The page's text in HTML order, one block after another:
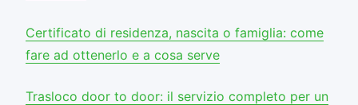
Certificato di residenza, nascita o famiglia: come
fare ad ottenerlo e a cosa serve
Trasloco door to door: il servizio completo per un